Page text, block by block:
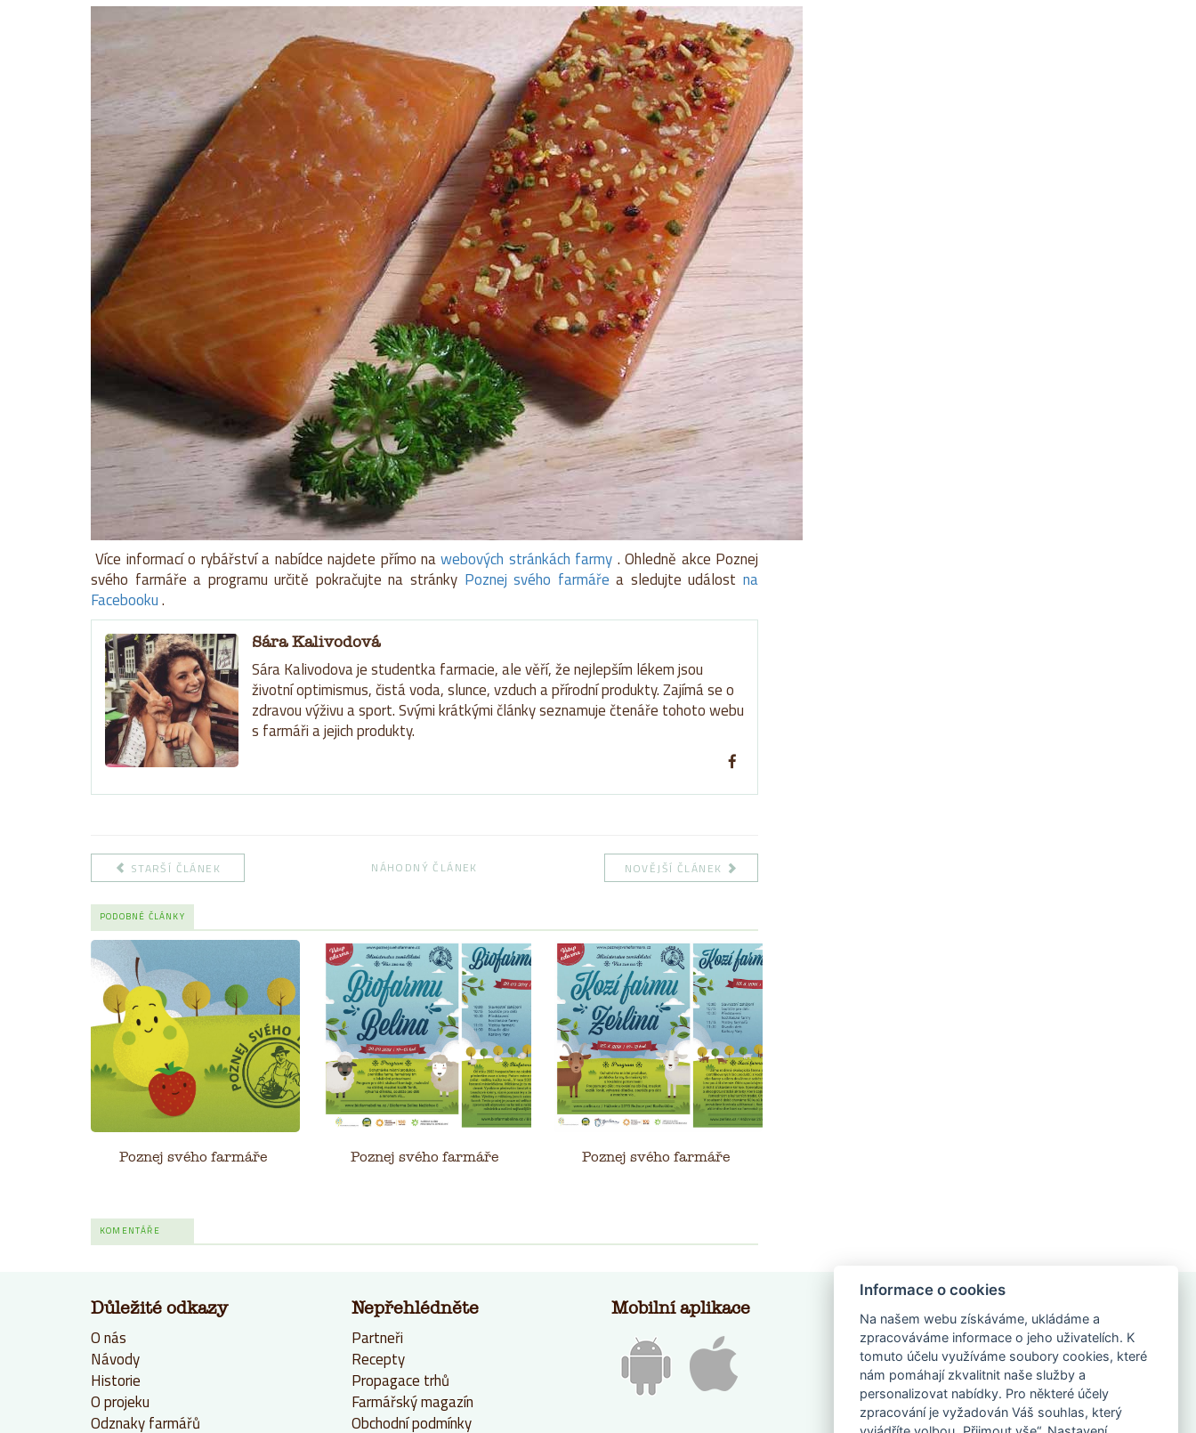
Více informací o rybářství a nabídce najdete přímo nawebových stránkách farmy . Ohledně akce Poznej
svého farmáře a programu určitě pokračujte na stránky Poznej svého farmáře a sledujte událostna
Facebooku.
Sára Kalivodová
Sára Kalivodova je studentka farmacie, ale věří, že nejlepším lékem jsou
životní optimismus, čistá voda, slunce, vzduch a přírodní produkty. Zajímá se o
zdravou výživu a sport. Svými krátkými články seznamuje čtenáře tohoto webu
s farmáři a jejich produkty.
STARŠÍ ČLÁNEK NÁHODNÝ ČLÁNEK NOVĚJŠÍ ČLÁNEK
PODOBNÉ ČLÁNKY
Poznej svého farmáře Poznej svého farmáře Poznej svého farmáře
KOMENTÁŘE
Důležité odkazy
O nás
Návody
Historie
O projeku
Odznaky farmářů
Nepřehlédněte
Partneři
Recepty
Propagace trhů
Farmářský magazín
Obchodní podmínky
Mobilní aplikace
NAPIŠTE NÁM
Informace o cookies
Na našem webu získáváme, ukládáme a
zpracováváme informace o jeho uživatelích. K
tomuto účelu využíváme soubory cookies, které
nám pomáhají zkvalitnit naše služby a
personalizovat nabídky. Pro některé účely
zpracování je vyžadován Váš souhlas, který